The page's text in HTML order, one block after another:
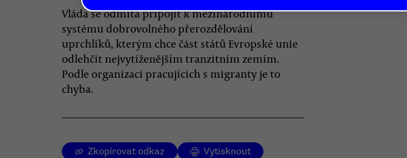
Vláda se odmítá připojit k mezinárodnímu
systému dobrovolného přerozdělování
uprchlíků, kterým chce část států Evropské unie
odlehčit nejvytíženějším tranzitním zemím.
Podle organizací pracujících s migranty je to
chyba.
Zkopírovat odkaz Vytisknout